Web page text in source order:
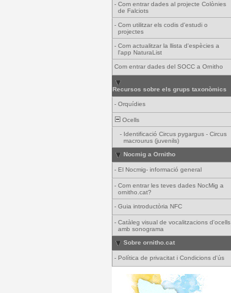
- Com entrar dades al projecte Colònies
de Falciots
- Com utilitzar els codis d'estudi o
projectes
- Com actualitzar la llista d'espècies a
l'app NaturaList
Com entrar dades del SOCC a Ornitho
Recursos sobre els grups taxonòmics
- Orquídies
Ocells
- Identificació Circus pygargus - Circus
macrourus (juvenils)
Nocmig a Ornitho
- El Nocmig- informació general
- Com entrar les teves dades NocMig a
ornitho.cat?
- Guia introductòria NFC
- Catàleg visual de vocalitzacions d'ocells
amb sonograma
Sobre ornitho.cat
- Política de privacitat i Condicions d'ús